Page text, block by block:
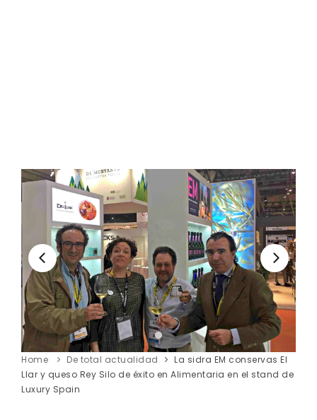
Home De total actualidad
La sidra EM conservas El
Llar y queso Rey Silo de éxito en Alimentaria en el stand de
Luxury Spain